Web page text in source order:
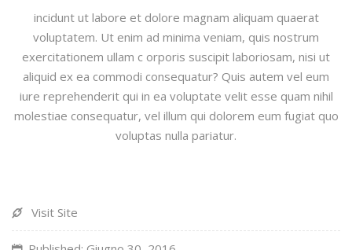
incidunt ut labore et dolore magnam aliquam quaerat
voluptatem. Ut enim ad minima veniam, quis nostrum
exercitationem ullam c orporis suscipit laboriosam, nisi ut
aliquid ex ea commodi consequatur? Quis autem vel eum
iure reprehenderit qui in ea voluptate velit esse quam nihil
molestiae consequatur, vel illum qui dolorem eum fugiat quo
voluptas nulla pariatur.
Visit Site